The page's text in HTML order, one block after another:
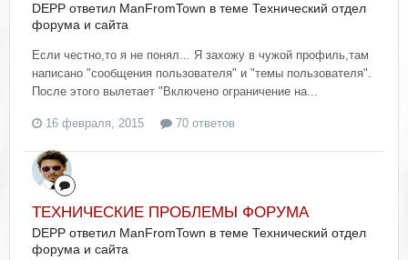
DEPP ответил ManFromTown в теме Технический отдел
форума и сайта
Если честно,то я не понял... Я захожу в чужой профиль,там
написано "сообщения пользователя" и "темы пользователя".
После этого вылетает "Включено ограничение на...
16 февраля, 2015 70 ответов
ТЕХНИЧЕСКИЕ ПРОБЛЕМЫ ФОРУМА
DEPP ответил ManFromTown в теме Технический отдел
форума и сайта